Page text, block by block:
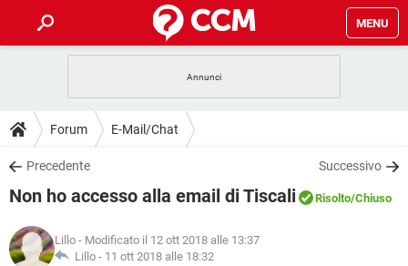
MENU
INTRATTENIMENTO
iOS
INSTAGRAM WHATSAPP
TIKTOK
HARDWARE
GUIDE
COVID-19
INSTAGRAM WHATSAPP
DOWNLOAD
COVID-19 GAMING
INTRATTENIMENTO
iOS
COVID-19 GAMING
GLOSSARIO
Forum E-Mail/Chat
Precedente Successivo
Non ho accesso alla email di Tiscali Risolto/Chiuso
Lillo - Modificato il 12 ott 2018 alle 13:37
Lillo - 11 ott 2018 alle 18:32